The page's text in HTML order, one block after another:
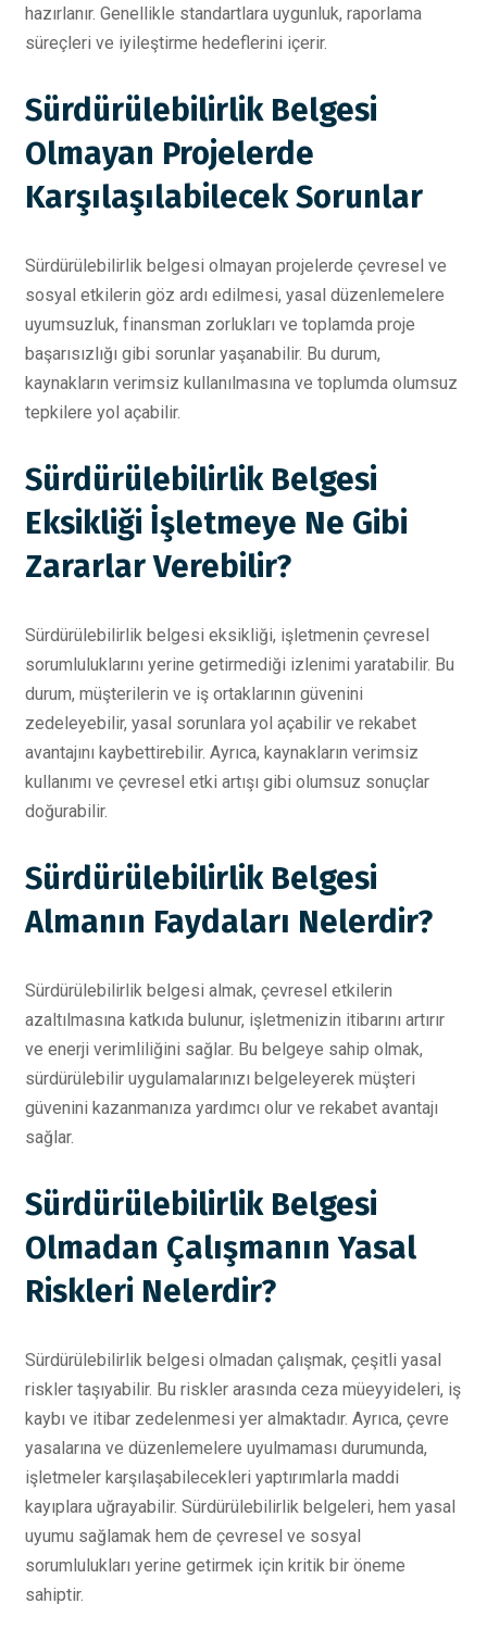
hazırlanır. Genellikle standartlara uygunluk, raporlama
süreçleri ve iyileştirme hedeflerini içerir.
Sürdürülebilirlik Belgesi
Olmayan Projelerde
Karşılaşılabilecek Sorunlar
Sürdürülebilirlik belgesi olmayan projelerde çevresel ve
sosyal etkilerin göz ardı edilmesi, yasal düzenlemelere
uyumsuzluk, finansman zorlukları ve toplamda proje
başarısızlığı gibi sorunlar yaşanabilir. Bu durum,
kaynakların verimsiz kullanılmasına ve toplumda olumsuz
tepkilere yol açabilir.
Sürdürülebilirlik Belgesi
Eksikliği İşletmeye Ne Gibi
Zararlar Verebilir?
Sürdürülebilirlik belgesi eksikliği, işletmenin çevresel
sorumluluklarını yerine getirmediği izlenimi yaratabilir. Bu
durum, müşterilerin ve iş ortaklarının güvenini
zedeleyebilir, yasal sorunlara yol açabilir ve rekabet
avantajını kaybettirebilir. Ayrıca, kaynakların verimsiz
kullanımı ve çevresel etki artışı gibi olumsuz sonuçlar
doğurabilir.
Sürdürülebilirlik Belgesi
Almanın Faydaları Nelerdir?
Sürdürülebilirlik belgesi almak, çevresel etkilerin
azaltılmasına katkıda bulunur, işletmenizin itibarını artırır
ve enerji verimliliğini sağlar. Bu belgeye sahip olmak,
sürdürülebilir uygulamalarınızı belgeleyerek müşteri
güvenini kazanmanıza yardımcı olur ve rekabet avantajı
sağlar.
Sürdürülebilirlik Belgesi
Olmadan Çalışmanın Yasal
Riskleri Nelerdir?
Sürdürülebilirlik belgesi olmadan çalışmak, çeşitli yasal
riskler taşıyabilir. Bu riskler arasında ceza müeyyideleri, iş
kaybı ve itibar zedelenmesi yer almaktadır. Ayrıca, çevre
yasalarına ve düzenlemelere uyulmaması durumunda,
işletmeler karşılaşabilecekleri yaptırımlarla maddi
kayıplara uğrayabilir. Sürdürülebilirlik belgeleri, hem yasal
uyumu sağlamak hem de çevresel ve sosyal
sorumlulukları yerine getirmek için kritik bir öneme
sahiptir.